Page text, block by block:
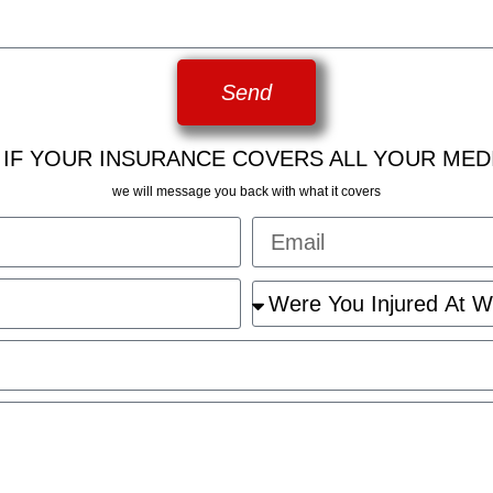
Send
YOUR INSURANCE COVERS ALL YOUR
we will message you back with what it covers